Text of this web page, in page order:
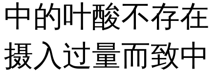
中的叶酸不存在
摄入过量而致中